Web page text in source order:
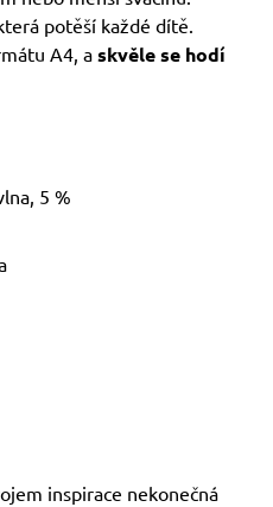
potěší každé dítě.
A4, askvěle se hodí
5 %
inspirace nekonečná